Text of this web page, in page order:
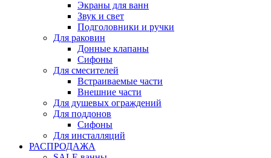
Экраны для ванн
Звук и свет
Подголовники и ручки
Для раковин
Донные клапаны
Сифоны
Для смесителей
Встраиваемые части
Внешние части
Для душевых ограждений
Для поддонов
Сифоны
Для инсталляций
РАСПРОДАЖА